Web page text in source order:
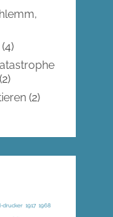
(2)
drucker 1917 1968